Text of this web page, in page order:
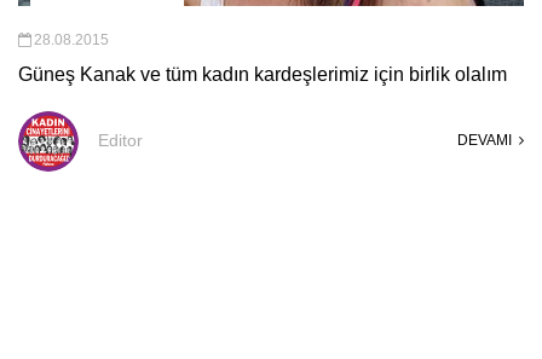
28.08.2015
Güneş Kanak ve tüm kadın kardeşlerimiz için birlik olalım
Editor DEVAMI